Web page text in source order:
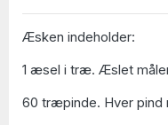
Æsken indeholder:
1 æsel i træ. Æslet måler
60 træpinde. Hver pind